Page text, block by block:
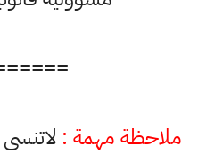
ملاحظة مهمة :